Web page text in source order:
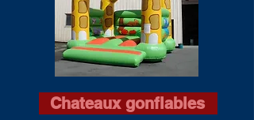
Chateaux gonflables